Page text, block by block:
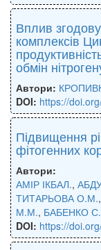
Вплив
комплексів
обмін
Автори:
DOI: https://
Підвищення
фітогенних
Автори:
АМІР ІКБАЛ.,
ТИТАРЬОВА О.М.,
М.М., БАБЕНКО
DOI: https://